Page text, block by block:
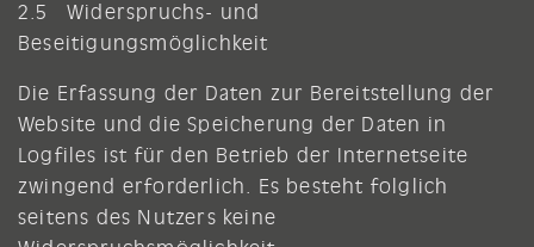
2.5 Widerspruchs- und
Beseitigungsmöglichkeit
Die Erfassung der Daten zur Bereitstellung der
Website und die Speicherung der Daten in
Logfiles ist für den Betrieb der Internetseite
zwingend erforderlich. Es besteht folglich
seitens des Nutzers keine